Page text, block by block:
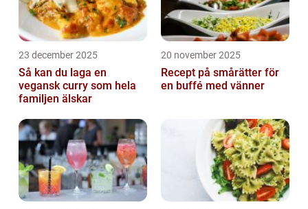
23 december 2025
Så kan du laga en
vegansk curry som hela
familjen älskar
20 november 2025
Recept på smårätter för
en buffé med vänner